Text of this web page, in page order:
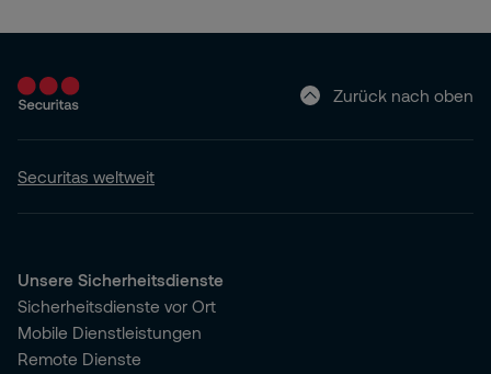
Zurück nach oben
Securitas weltweit
Unsere Sicherheitsdienste
Sicherheitsdienste vor Ort
Mobile Dienstleistungen
Remote Dienste